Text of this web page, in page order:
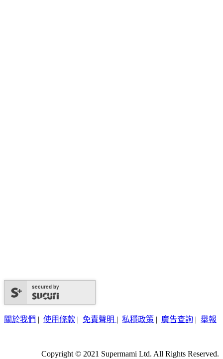
secured by
關於我們 | 使用條款 | 免責聲明 | 私穩政策 | 廣告查詢 | 舉報
Copyright © 2021 Supermami Ltd. All Rights Reserved.